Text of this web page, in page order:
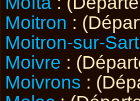
Moitron :
Moitron-sur-
Moivre :
Moivrons :